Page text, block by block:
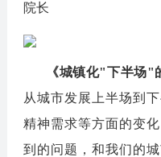
院长
《城镇化"下半场"
从城市发展上半场到
精神需求等方面的变
到的问题，和我们的